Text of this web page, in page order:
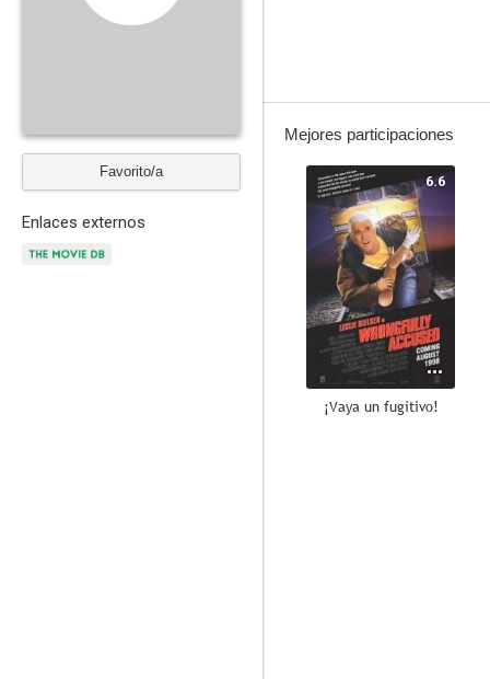
Favorito/a
Enlaces externos
Mejores participaciones
6.6
¡Vaya un fugitivo!